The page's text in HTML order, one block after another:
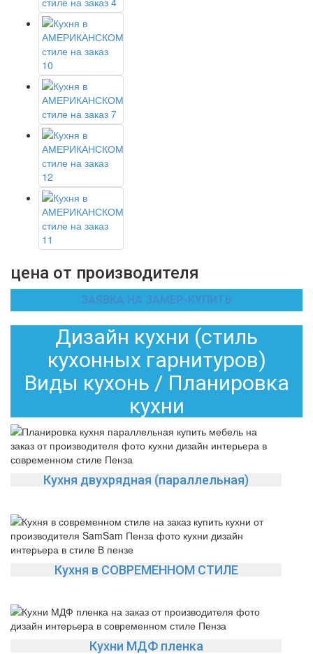
цена от производителя
ЗАЯВКА НА ЗАМЕР-КУПИТЬ
Дизайн кухни (стиль
кухонных гарнитуров)
Виды кухонь / Планировка
кухни
Кухня двухрядная (параллельная)
Кухня в СОВРЕМЕННОМ СТИЛЕ
Кухни МДФ пленка